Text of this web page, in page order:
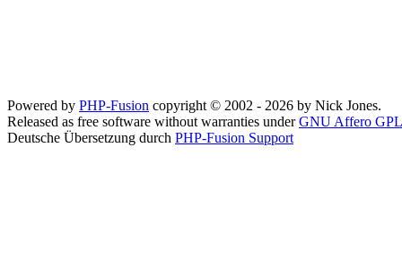
Powered by PHP-Fusion copyright © 2002 - 2026 by Nick Jones.
Released as free software without warranties underGNU Affero GPL
Deutsche Übersetzung durch PHP-Fusion Support